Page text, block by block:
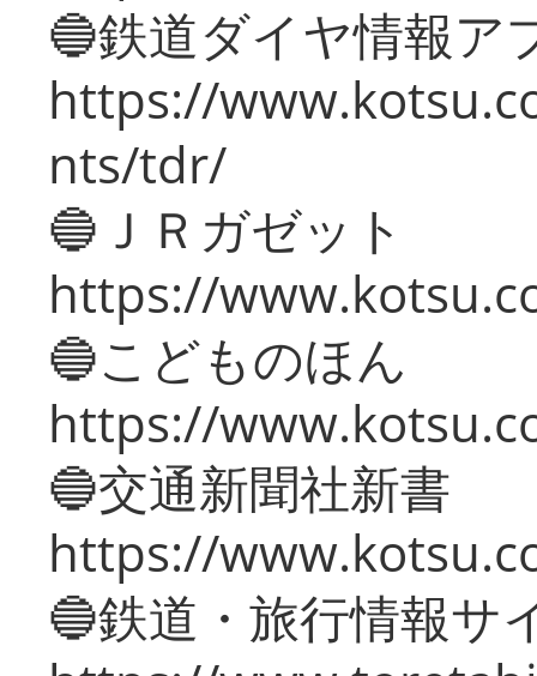
🔵鉄道ダイヤ情報ア
https://
nts/tdr/
🔵ＪＲガゼット
https://
🔵こどものほん
https://
🔵交通新聞社新書
https://
🔵鉄道・旅行情報サ